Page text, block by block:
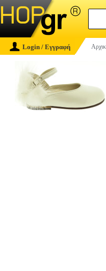
Login / Εγγραφή